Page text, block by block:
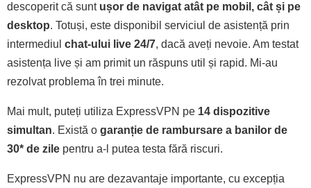
descoperit că sunt ușor de navigat atât pe mobil, cât și pe
desktop. Totuși, este disponibil serviciul de asistență prin
intermediul chat-ului live 24/7, dacă aveți nevoie. Am testat
asistența live și am primit un răspuns util și rapid. Mi-au
rezolvat problema în trei minute.
Mai mult, puteți utiliza ExpressVPN pe 14 dispozitive
simultan. Există o garanție de rambursare a banilor de
30* de zile pentru a-l putea testa fără riscuri.
ExpressVPN nu are dezavantaje importante, cu excepția